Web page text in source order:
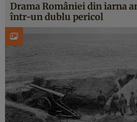
Drama României din iarna
într-un dublu pericol